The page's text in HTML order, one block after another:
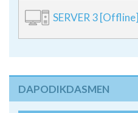
SERVER 3 [Offline]
DAPODIKDASMEN